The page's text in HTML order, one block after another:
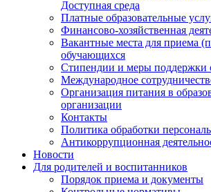
Доступная среда
Платные образовательные
Финансово-хозяйственная
Вакантные места для приема
обучающихся
Стипендии и меры поддержки
Международное
Организация питания в
организации
Контакты
Политика обработки
Антикоррупционная
Новости
Для родителей и воспитанников
Порядок приема и документы